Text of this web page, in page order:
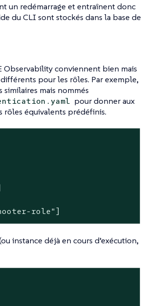
un redémarrage et entraînent donc
du CLI sont stockés dans la base de
Observability conviennent bien mais
pour les rôles. Par exemple,
mais nommés
pour donner aux
rôles équivalents prédéfinis.
role"]
instance déjà en cours d’exécution,